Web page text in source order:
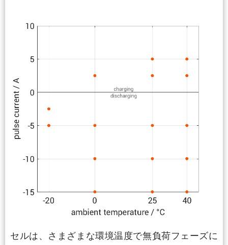
セルは、さまざまな環境温度で無負荷フェーズに